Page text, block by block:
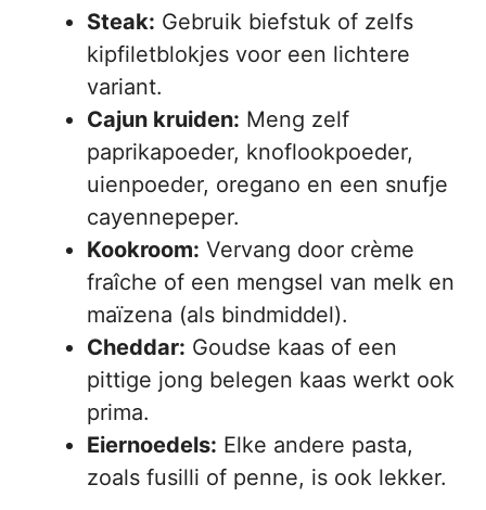
Steak: Gebruik biefstuk of zelfs
kipfiletblokjes voor een lichtere
variant.
Cajun kruiden: Meng zelf
paprikapoeder, knoflookpoeder,
uienpoeder, oregano en een snufje
cayennepeper.
Kookroom: Vervang door crème
fraîche of een mengsel van melk en
maïzena (als bindmiddel).
Cheddar: Goudse kaas of een
pittige jong belegen kaas werkt ook
prima.
Eiernoedels: Elke andere pasta,
zoals fusilli of penne, is ook lekker.